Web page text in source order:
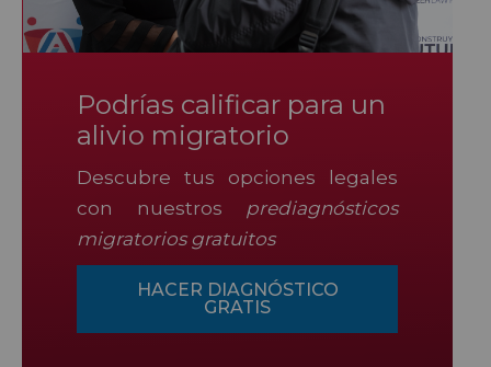
Podrías calificar para un
alivio migratorio
Descubre tus opciones legales
con nuestros prediagnósticos
migratorios gratuitos
HACER DIAGNÓSTICO
GRATIS